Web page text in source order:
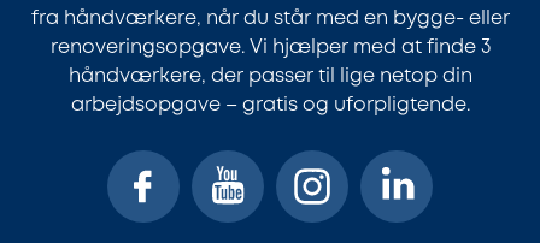
fra håndværkere, når du står med en bygge- eller
renoveringsopgave. Vi hjælper med at finde 3
håndværkere, der passer til lige netop din
arbejdsopgave – gratis og uforpligtende.